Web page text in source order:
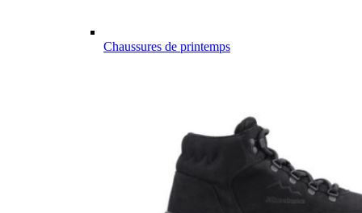
Chaussures de printemps